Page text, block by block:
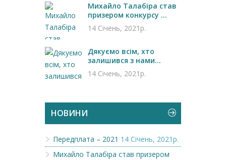
Михайло Талабіра став
призером конкурсу ...
14 Січень, 2021р.
Дякуємо всім, хто
залишився з нами...
14 Січень, 2021р.
НОВИНИ
Передплата – 2021 14 Січень, 2021р.
Михайло Талабіра став призером